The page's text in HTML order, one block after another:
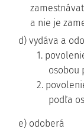
a nie je
d) vydáva a
1.
osobou
2.
podľa
e) odoberá